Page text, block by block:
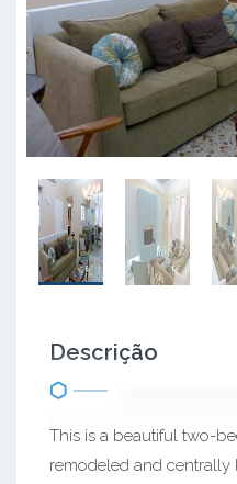
Descrição
This is a beautiful two-
remodeled and centrally